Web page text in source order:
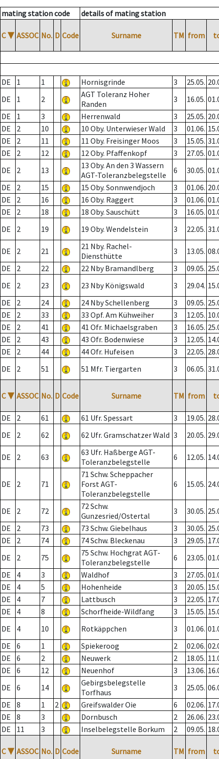
mating station code details of mating station
C ▼ ASSOC No. D Code Surname TM from
DE 1 1 Hornisgrinde 3 25.05.
DE
1 2
AGT Toleranz Hoher
Randen
3 16.05.
DE
1 3 Herrenwald 3 25.05.
DE
2 10 10 Oby. Unterwieser Wald 3 01.06.
DE
2 11 11 Oby. Freisinger Moos 3 15.05.
DE
2 12 12 Oby. Pfaffenkopf 3 27.05.
DE
2 13
13 Oby. An den 3 Wassern
AGT-Toleranzbelegstelle
6 30.05.
DE
2 15 15 Oby. Sonnwendjoch 3 01.06.
DE
2 16 16 Oby. Raggert 3 01.06.
DE
2 18 18 Oby. Sauschütt 3 16.05.
DE
2 19 19 Oby. Wendelstein 3 22.05.
DE 2 21
21 Nby. Rachel-
Diensthütte
3 13.05.
DE
2 22 22 Nby Bramandlberg 3 09.05.
DE
2 23 23 Nby Königswald 3 29.04.
DE
2 24 24 Nby Schellenberg 3 09.05.
DE
2 33 33 Opf. Am Kühweiher 3 12.05.
DE
2 41 41 Ofr. Michaelsgraben 3 16.05.
DE
2 43 43 Ofr. Bodenwiese 3 12.05.
DE
2 44 44 Ofr. Hufeisen 3 22.05.
DE
2 51 51 Mfr. Tiergarten 3 06.05.
C ▼ ASSOC No. D Code Surname TM from
DE 2 61 61 Ufr. Spessart 3 19.05.
DE
2 62 62 Ufr. Gramschatzer Wald 3 20.05.
DE 2 63
63 Ufr. Haßberge AGT-
Toleranzbelegstelle
6 12.05.
DE 2 71
71 Schw. Scheppacher
Forst AGT-
Toleranzbelegstelle
6 15.05.
DE 2 72
72 Schw.
Gunzesried/Ostertal
3 30.05.
DE
2 73 73 Schw. Giebelhaus 3 30.05.
DE
2 74 74 Schw. Bleckenau 3 29.05.
DE
2 75
75 Schw. Hochgrat AGT-
Toleranzbelegstelle
6 23.05.
DE
4 3 Waldhof 3 27.05.
DE
4 5 Hohenheide 3 20.05.
DE
4 7 Lattbusch 3 22.05.
DE
4 8 Schorfheide-Wildfang 3 15.05.
DE
4 10 Rotkäppchen 3 01.06.
DE
6 1 Spiekeroog 2 02.06.
DE
6 2 Neuwerk 2 18.05.
DE
6 12 Neuenhof 3 13.06.
DE
6 14
Gebirgsbelegstelle
Torfhaus
3 25.05.
DE
8 1 2 Greifswalder Oie 6 02.06.
DE
8 3 Dornbusch 2 26.06.
DE
11 3 Inselbelegstelle Borkum 2 09.05.
C ▼ ASSOC No. D Code Surname TM from